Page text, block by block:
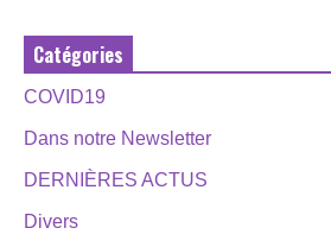
Catégories
COVID19
Dans notre Newsletter
DERNIÈRES ACTUS
Divers